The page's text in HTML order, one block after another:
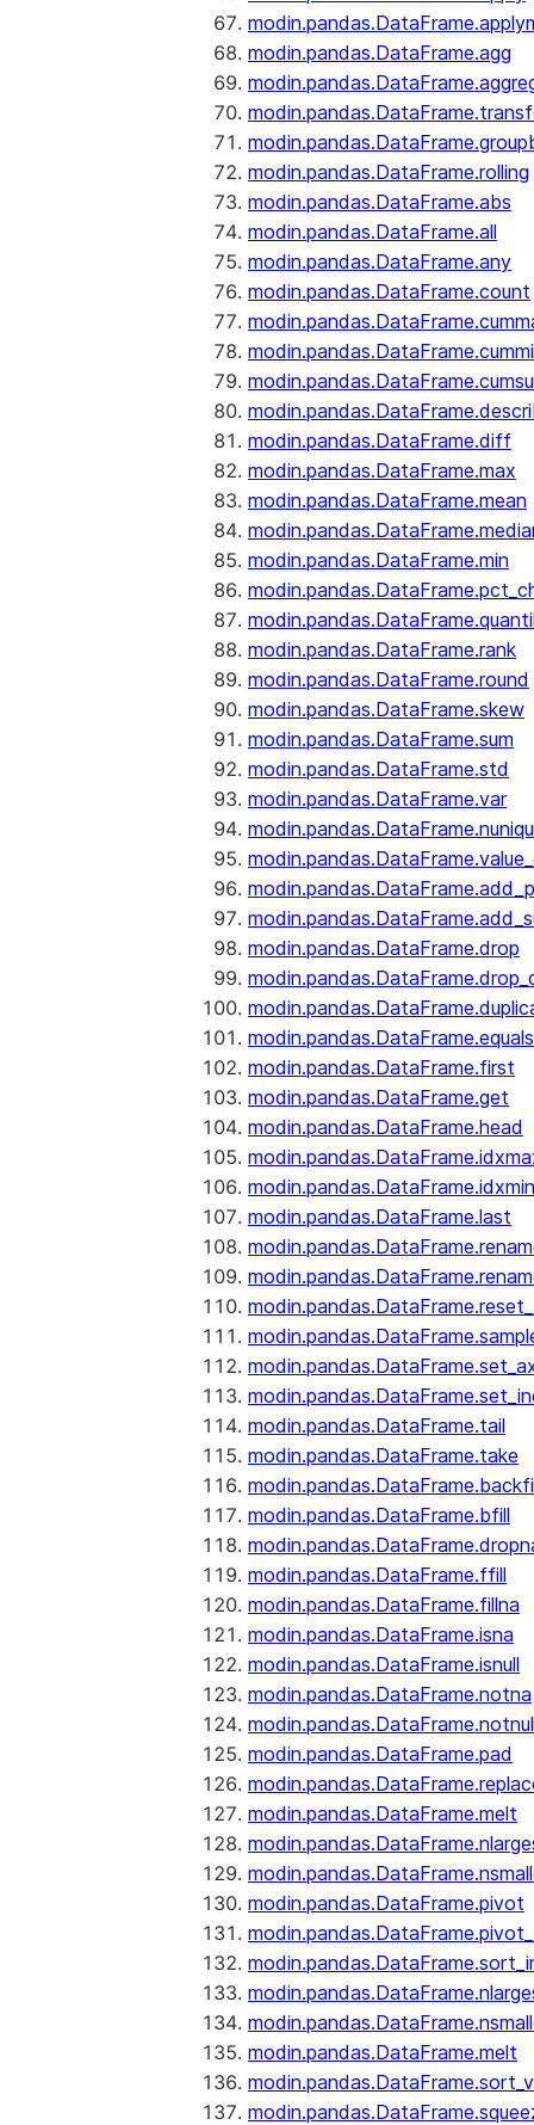
modin.pandas.DataFrame.agg
modin.pandas.DataFrame.rolling
modin.pandas.DataFrame.abs
modin.pandas.DataFrame.all
modin.pandas.DataFrame.any
modin.pandas.DataFrame.count
modin.pandas.DataFrame.diff
modin.pandas.DataFrame.max
modin.pandas.DataFrame.mean
modin.pandas.DataFrame.min
modin.pandas.DataFrame.rank
modin.pandas.DataFrame.round
modin.pandas.DataFrame.skew
modin.pandas.DataFrame.sum
modin.pandas.DataFrame.std
modin.pandas.DataFrame.var
modin.pandas.DataFrame.drop
modin.pandas.DataFrame.equals
modin.pandas.DataFrame.first
modin.pandas.DataFrame.get
modin.pandas.DataFrame.head
modin.pandas.DataFrame.idxmin
modin.pandas.DataFrame.last
modin.pandas.DataFrame.tail
modin.pandas.DataFrame.take
modin.pandas.DataFrame.bfill
modin.pandas.DataFrame.ffill
modin.pandas.DataFrame.fillna
modin.pandas.DataFrame.isna
modin.pandas.DataFrame.isnull
modin.pandas.DataFrame.notna
modin.pandas.DataFrame.pad
modin.pandas.DataFrame.melt
modin.pandas.DataFrame.pivot
modin.pandas.DataFrame.melt